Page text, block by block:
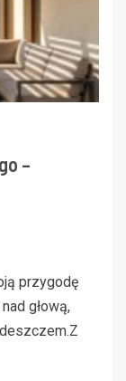
–
przygodę
głową,